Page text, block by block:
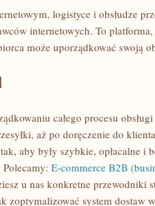
logistyce i obsłudze
internetowych. To
może uporządkować swoją
całego procesu
aż po doręczenie do
aby były szybkie, opłacalne i
E-commerce B2B
u nas konkretne przewodniki
zoptymalizować system dostaw